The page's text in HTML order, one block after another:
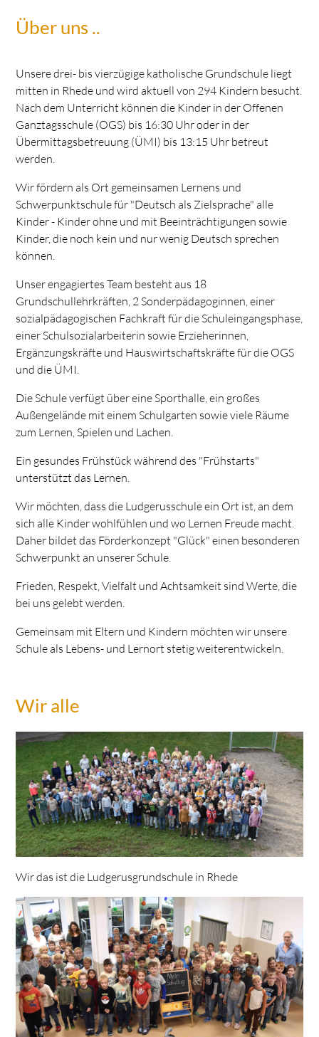
Über uns ..
Unsere drei- bis vierzügige katholische Grundschule liegt
mitten in Rhede und wird aktuell von 294 Kindern besucht.
Nach dem Unterricht können die Kinder in der Offenen
Ganztagsschule (OGS) bis 16:30 Uhr oder in der
Übermittagsbetreuung (ÜMI) bis 13:15 Uhr betreut
werden.
Wir fördern als Ort gemeinsamen Lernens und
Schwerpunktschule für "Deutsch als Zielsprache" alle
Kinder - Kinder ohne und mit Beeinträchtigungen sowie
Kinder, die noch kein und nur wenig Deutsch sprechen
können.
Unser engagiertes Team besteht aus 18
Grundschullehrkräften, 2 Sonderpädagoginnen, einer
sozialpädagogischen Fachkraft für die Schuleingangsphase,
einer Schulsozialarbeiterin sowie Erzieherinnen,
Ergänzungskräfte und Hauswirtschaftskräfte für die OGS
und die ÜMI.
Die Schule verfügt über eine Sporthalle, ein großes
Außengelände mit einem Schulgarten sowie viele Räume
zum Lernen, Spielen und Lachen.
Ein gesundes Frühstück während des "Frühstarts"
unterstützt das Lernen.
Wir möchten, dass die Ludgerusschule ein Ort ist, an dem
sich alle Kinder wohlfühlen und wo Lernen Freude macht.
Daher bildet das Förderkonzept "Glück" einen besonderen
Schwerpunkt an unserer Schule.
Frieden, Respekt, Vielfalt und Achtsamkeit sind Werte, die
bei uns gelebt werden.
Gemeinsam mit Eltern und Kindern möchten wir unsere
Schule als Lebens- und Lernort stetig weiterentwickeln.
Wir alle
Wir das ist die Ludgerusgrundschule in Rhede